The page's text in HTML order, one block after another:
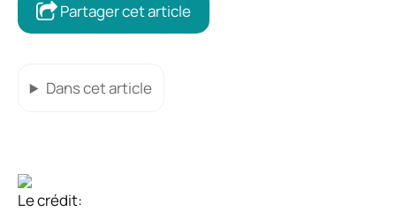
Partager cet article
Dans cet article
Le crédit: